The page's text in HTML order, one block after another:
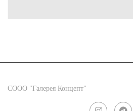
СООО "Галерея Концепт"